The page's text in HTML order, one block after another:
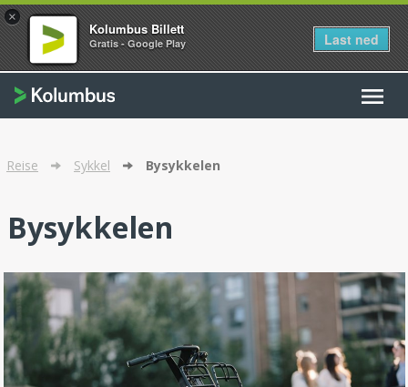
menu
Reise Sykkel Bysykkelen
Bysykkelen
×
Kolumbus Billett
Gratis - Google Play Last ned